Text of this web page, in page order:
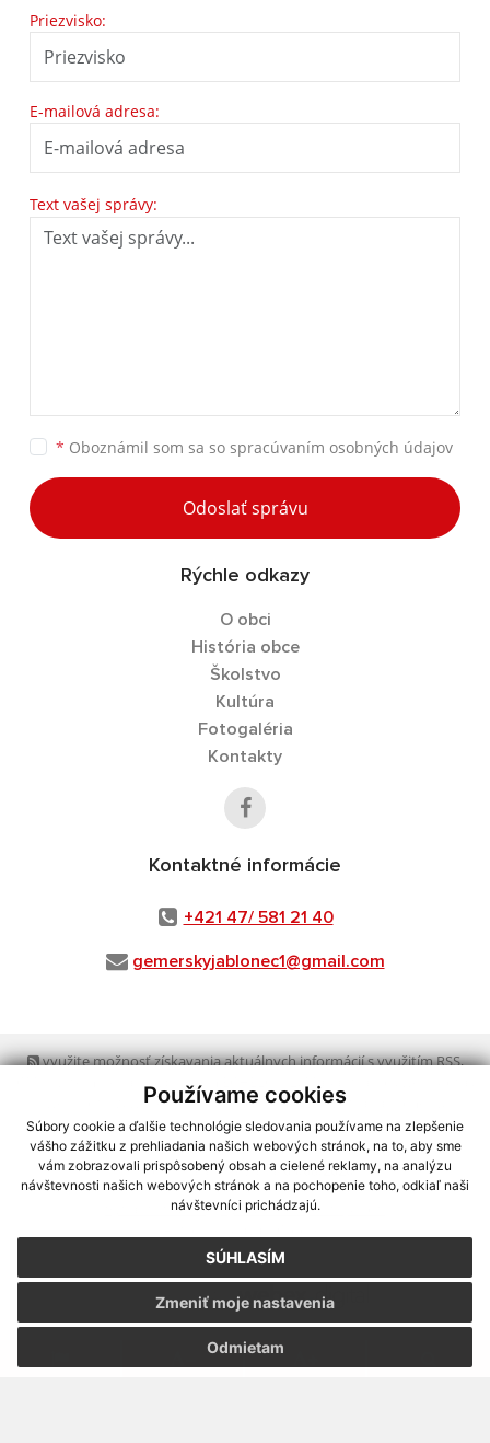
Používame cookies
Súbory cookie a ďalšie technológie sledovania používame na zlepšenie
vášho zážitku z prehliadania našich webových stránok, na to, aby sme
vám zobrazovali prispôsobený obsah a cielené reklamy, na analýzu
návštevnosti našich webových stránok a na pochopenie toho, odkiaľ naši
návštevníci prichádzajú.
SÚHLASÍM
Odmietam
Zmeniť moje nastavenia
Priezvisko:
E-mailová adresa:
Text vašej správy:
* Oboznámil som sa so spracúvaním osobných údajov
Odoslať správu
Rýchle odkazy
O obci
História obce
Školstvo
Kultúra
Fotogaléria
Kontakty
Kontaktné informácie
+421 47/ 581 21 40
gemerskyjablonec1@gmail.com
využite možnosť získavania aktuálnych informácií s využitím RSS,
CMS systém (redakčný) systém ECHELON 2, Mapa stránok
webex.digital, s.r.o.,domény,registrácia domény
spoločnosť webex.digital, s.r.o.,technický prevádzkovateľ
Posledná aktualizácia:03.08.2026
Vytlačiť stránku|Vyhlásenie o prístupnosti
webdesign